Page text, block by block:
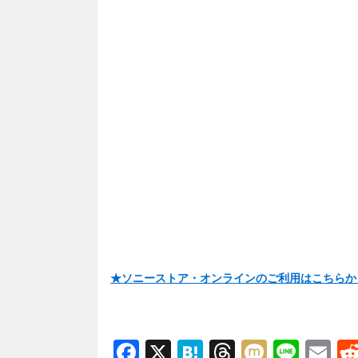
★ソニーストア・オンラインのご利用はこちらか